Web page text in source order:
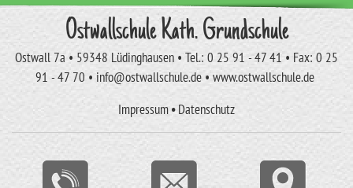
Ostwallschule Kath. Grundschule
Ostwall 7a • 59348 Lüdinghausen • Tel.: 0 25 91 - 47 41 • Fax: 0 25
91 - 47 70 • info@ostwallschule.de • www.ostwallschule.de
Impressum•Datenschutz